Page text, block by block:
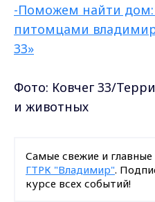
-Поможем найти дом:
питомцами
33»
Фото: Ковчег 33/
и животных
Самые свежие и
ГТРК "Владимир".
курсе всех событий!